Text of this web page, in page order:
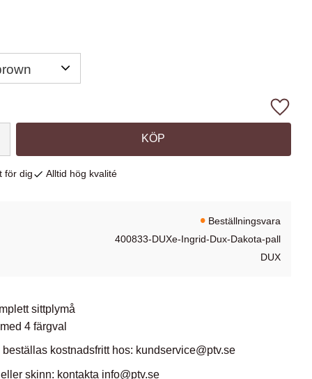
KÖP
Lägg
för dig Alltid hög kvalité
Beställningsvara
400833-DUXe-Ingrid-Dux-Dakota-pall
DUX
sittplymå
4 färgval
kostnadsfritt hos: kundservice@ptv.se
skinn: kontakta info@ptv.se